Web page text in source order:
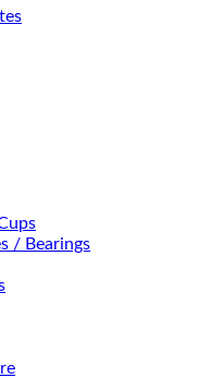
/ Bearings